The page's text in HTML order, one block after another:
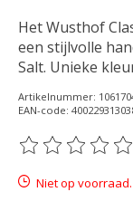
Het Wusthof
een stijlvolle
Salt. Unieke
Artikelnummer:
EAN-code:
De beoordeling
Niet op